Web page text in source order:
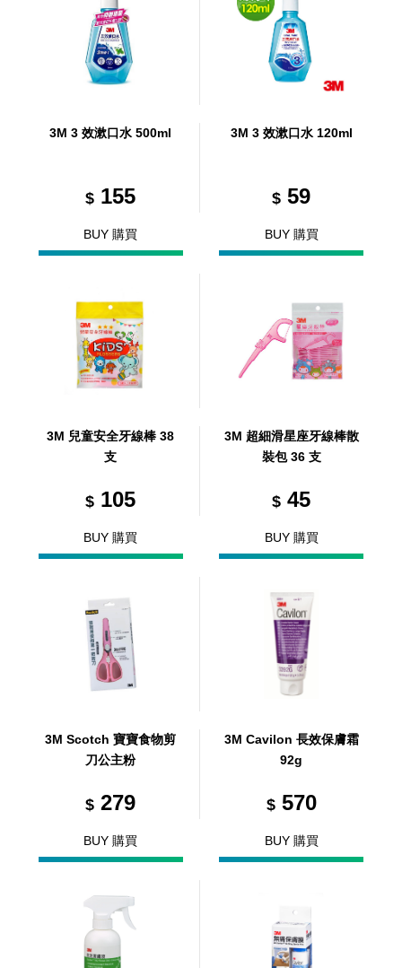
3M 3 效漱口水 500ml
$155
BUY 購買
3M 3 效漱口水 120ml
$ 59
BUY 購買
3M 兒童安全牙線棒 38
支
$105
BUY 購買
3M 超細滑星座牙線棒散
裝包 36 支
$ 45
BUY 購買
3M Scotch 寶寶食物剪
刀公主粉
$279
BUY 購買
3M Cavilon 長效保膚霜
92g
$570
BUY 購買